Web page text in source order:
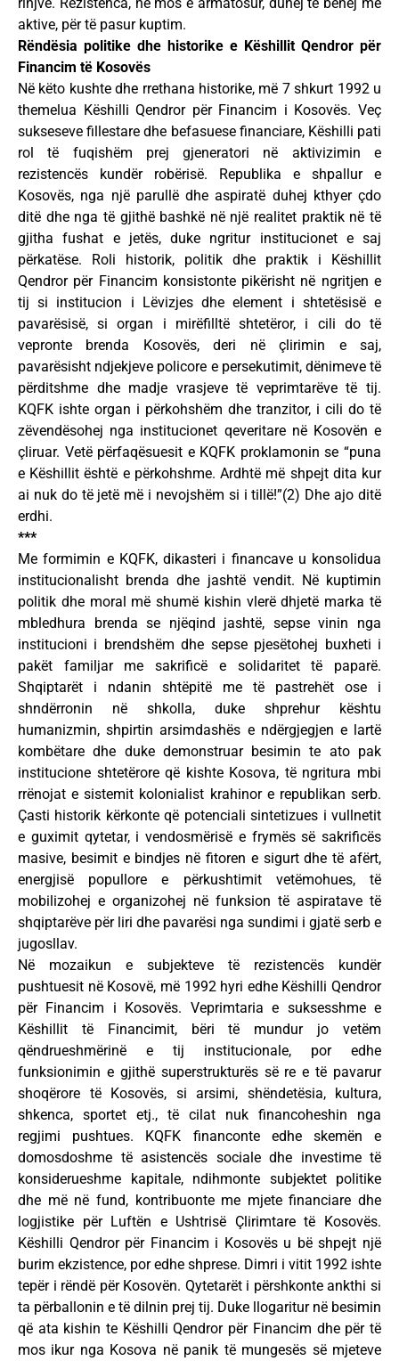
aktive, për të pasur kuptim.
Rëndësia politike dhe historike e Këshillit Qendror për
Financim të Kosovës
Në këto kushte dhe rrethana historike, më 7 shkurt 1992 u
themelua Këshilli Qendror për Financim i Kosovës. Veç
sukseseve fillestare dhe befasuese financiare, Këshilli pati
rol të fuqishëm prej gjeneratori në aktivizimin e
rezistencës kundër robërisë. Republika e shpallur e
Kosovës, nga një parullë dhe aspiratë duhej kthyer çdo
ditë dhe nga të gjithë bashkë në një realitet praktik në të
gjitha fushat e jetës, duke ngritur institucionet e saj
përkatëse. Roli historik, politik dhe praktik i Këshillit
Qendror për Financim konsistonte pikërisht në ngritjen e
tij si institucion i Lëvizjes dhe element i shtetësisë e
pavarësisë, si organ i mirëfilltë shtetëror, i cili do të
vepronte brenda Kosovës, deri në çlirimin e saj,
pavarësisht ndjekjeve policore e persekutimit, dënimeve të
përditshme dhe madje vrasjeve të veprimtarëve të tij.
KQFK ishte organ i përkohshëm dhe tranzitor, i cili do të
zëvendësohej nga institucionet qeveritare në Kosovën e
çliruar. Vetë përfaqësuesit e KQFK proklamonin se “puna
e Këshillit është e përkohshme. Ardhtë më shpejt dita kur
ai nuk do të jetë më i nevojshëm si i tillë!”(2) Dhe ajo ditë
erdhi.
***
Me formimin e KQFK, dikasteri i financave u konsolidua
institucionalisht brenda dhe jashtë vendit. Në kuptimin
politik dhe moral më shumë kishin vlerë dhjetë marka të
mbledhura brenda se njëqind jashtë, sepse vinin nga
institucioni i brendshëm dhe sepse pjesëtohej buxheti i
pakët familjar me sakrificë e solidaritet të paparë.
Shqiptarët i ndanin shtëpitë me të pastrehët ose i
shndërronin në shkolla, duke shprehur kështu
humanizmin, shpirtin arsimdashës e ndërgjegjen e lartë
kombëtare dhe duke demonstruar besimin te ato pak
institucione shtetërore që kishte Kosova, të ngritura mbi
rrënojat e sistemit kolonialist krahinor e republikan serb.
Çasti historik kërkonte që potenciali sintetizues i vullnetit
e guximit qytetar, i vendosmërisë e frymës së sakrificës
masive, besimit e bindjes në fitoren e sigurt dhe të afërt,
energjisë popullore e përkushtimit vetëmohues, të
mobilizohej e organizohej në funksion të aspiratave të
shqiptarëve për liri dhe pavarësi nga sundimi i gjatë serb e
jugosllav.
Në mozaikun e subjekteve të rezistencës kundër
pushtuesit në Kosovë, më 1992 hyri edhe Këshilli Qendror
për Financim i Kosovës. Veprimtaria e suksesshme e
Këshillit të Financimit, bëri të mundur jo vetëm
qëndrueshmërinë e tij institucionale, por edhe
funksionimin e gjithë superstrukturës së re e të pavarur
shoqërore të Kosovës, si arsimi, shëndetësia, kultura,
shkenca, sportet etj., të cilat nuk financoheshin nga
regjimi pushtues. KQFK financonte edhe skemën e
domosdoshme të asistencës sociale dhe investime të
konsiderueshme kapitale, ndihmonte subjektet politike
dhe më në fund, kontribuonte me mjete financiare dhe
logjistike për Luftën e Ushtrisë Çlirimtare të Kosovës.
Këshilli Qendror për Financim i Kosovës u bë shpejt një
burim ekzistence, por edhe shprese. Dimri i vitit 1992 ishte
tepër i rëndë për Kosovën. Qytetarët i përshkonte ankthi si
ta përballonin e të dilnin prej tij. Duke llogaritur në besimin
që ata kishin te Këshilli Qendror për Financim dhe për të
mos ikur nga Kosova në panik të mungesës së mjeteve